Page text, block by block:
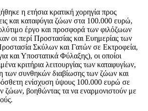
η ετήσια κρατική χορηγία προς
και καταφύγια ζώων στα 100.000 ευρώ,
έργο και προσφορά των φιλόζωων
οι περί Προστασίας και Ευημερίας των
Σκύλων και Γατών σε Εκτροφεία,
και Υποστατικά Φύλαξης), οι οποίοι
κριτήρια λειτουργίας των καταφυγίων,
των συνθηκών διαβίωσης των ζώων και
ενίσχυση ύψους 100.000 ευρώ σε
ζώων, βοηθώντας τα να εναρμονιστούν με